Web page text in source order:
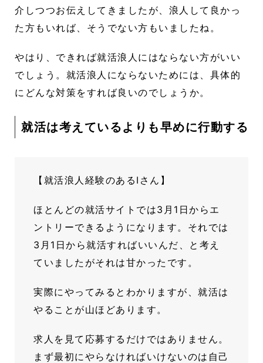
介しつつお伝えしてきましたが、浪人して良かっ
た方もいれば、そうでない方もいましたね。
やはり、できれば就活浪人にはならない方がいい
でしょう。就活浪人にならないためには、具体的
にどんな対策をすれば良いのでしょうか。
就活は考えているよりも早めに行動する
【就活浪人経験のあるIさん】
ほとんどの就活サイトでは3月1日からエ
ントリーできるようになります。それでは
3月1日から就活すればいいんだ、と考え
ていましたがそれは甘かったです。
実際にやってみるとわかりますが、就活は
やることが山ほどあります。
求人を見て応募するだけではありません。
まず最初にやらなければいけないのは自己